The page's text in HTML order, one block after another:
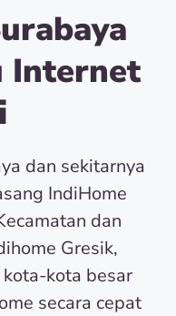
Internet
dan sekitarnya
IndiHome
dan
Gresik,
kota besar
secara cepat